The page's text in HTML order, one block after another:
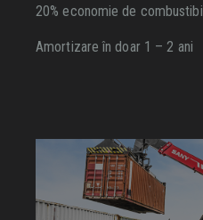
20% economie de
Amortizare în doar 1 – 2 ani